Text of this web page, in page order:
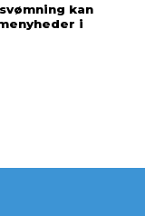
kan
i